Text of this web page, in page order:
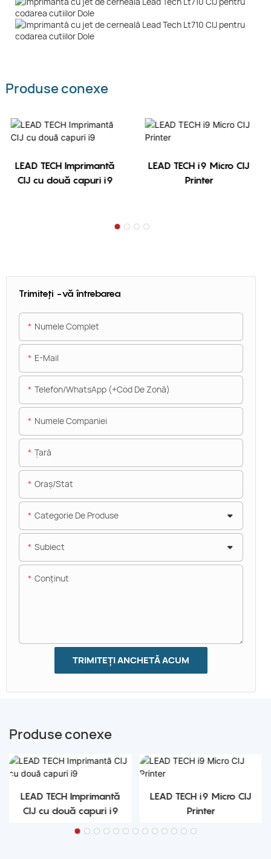
Produse conexe
LEAD TECH Imprimantă
CIJ cu două capuri i9
LEAD TECH i9 Micro CIJ
Printer
Trimiteți -vă întrebarea
Numele Complet
E-Mail
Telefon/WhatsApp (+Cod De Zonă)
Numele Companiei
Ţară
Oraș/stat
Categorie De Produse
Subiect
Conţinut
TRIMITEȚI ANCHETĂ ACUM
Produse conexe
LEAD TECH Imprimantă
CIJ cu două capuri i9
LEAD TECH i9 Micro CIJ
Printer